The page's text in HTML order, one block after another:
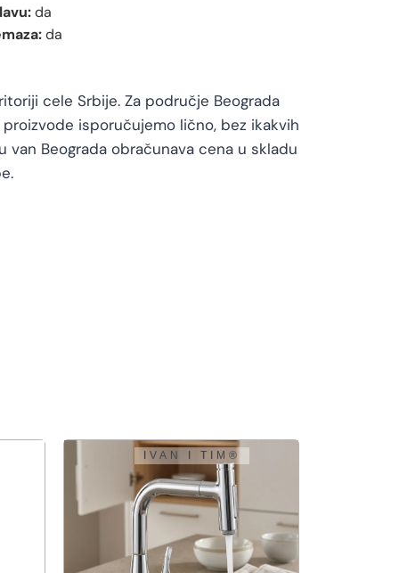
da
da
cele Srbije. Za područje Beograda
isporučujemo lično, bez ikakvih
van Beograda obračunava cena u skladu